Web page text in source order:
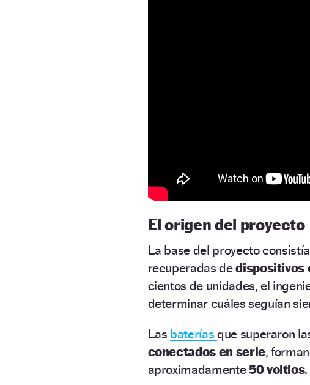
El origen del proyecto
La base del proyecto
recuperadas dedispositivos
cientos de unidades, el
determinar cuáles seguían
Las baterías que superaron
conectados en serie,
aproximadamente50 voltios.